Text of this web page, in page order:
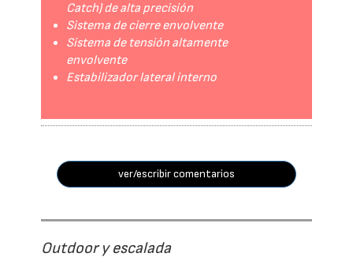
Catch) de alta precisión
Sistema de cierre envolvente
Sistema de tensión altamente
envolvente
Estabilizador lateral interno
ver/escribir comentarios
Outdoor y escalada